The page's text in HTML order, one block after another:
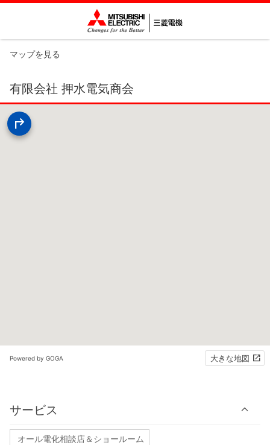
マップを見る
有限会社 押水電気商会
Powered by GOGA 大きな地図
サービス
オール電化相談店＆ショールーム